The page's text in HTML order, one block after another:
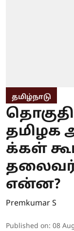
தமிழ்நாடு
தமிழக
க்கள்
என்ன?
Premkumar S
Published on: 08